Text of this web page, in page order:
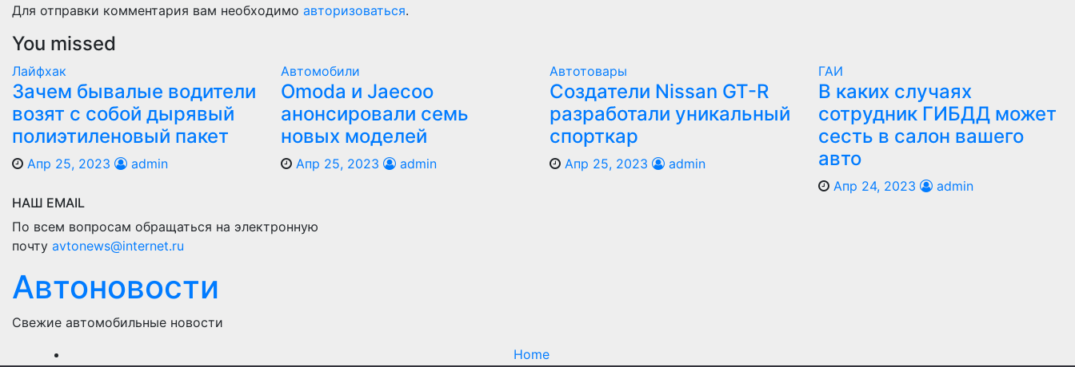
Для отправки комментария вам необходимо авторизоваться.
You missed
Лайфхак
Зачем бывалые водители
возят с собой дырявый
полиэтиленовый пакет
Апр 25, 2023 admin
Автомобили
Оmoda и Jaecoo
анонсировали семь
новых моделей
Апр 25, 2023 admin
Автотовары
Создатели Nissan GT-R
разработали уникальный
спорткар
Апр 25, 2023 admin
ГАИ
В каких случаях
сотрудник ГИБДД может
сесть в салон вашего
авто
Апр 24, 2023
admin
НАШ EMAIL
По всем вопросам обращаться на электронную
почту avtonews@internet.ru
Автоновости
Свежие автомобильные новости
Home